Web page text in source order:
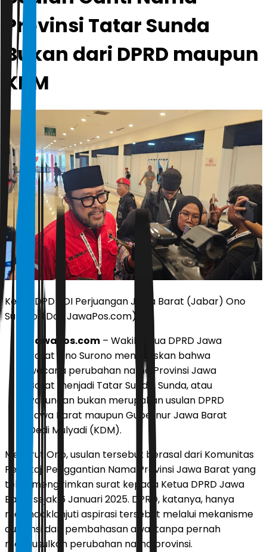
Provinsi Tatar Sunda
Bukan dari DPRD maupun
KDM
Ketua DPD PDI Perjuangan Jawa Barat (Jabar) Ono
Surono. (Dok JawaPos.com)
JawaPos.com – Wakil Ketua DPRD Jawa
Barat Ono Surono menegaskan bahwa
wacana perubahan nama Provinsi Jawa
Barat menjadi Tatar Sunda, Sunda, atau
Pasundan bukan merupakan usulan DPRD
Jawa Barat maupun Gubernur Jawa Barat
Dedi Mulyadi (KDM).
Menurut Ono, usulan tersebut berasal dari Komunitas
Pengkaji Penggantian Nama Provinsi Jawa Barat yang
telah mengirimkan surat kepada Ketua DPRD Jawa
Barat sejak 6 Januari 2025. DPRD, katanya, hanya
menindaklanjuti aspirasi tersebut melalui mekanisme
audiensi dan pembahasan awal tanpa pernah
mengusulkan perubahan nama provinsi.